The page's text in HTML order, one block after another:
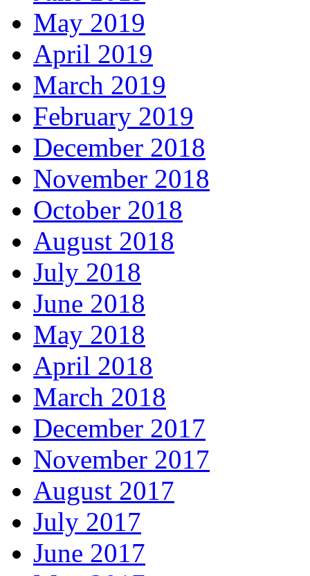
May 2019
April 2019
March 2019
February 2019
December 2018
November 2018
October 2018
August 2018
July 2018
June 2018
May 2018
April 2018
March 2018
December 2017
November 2017
August 2017
July 2017
June 2017